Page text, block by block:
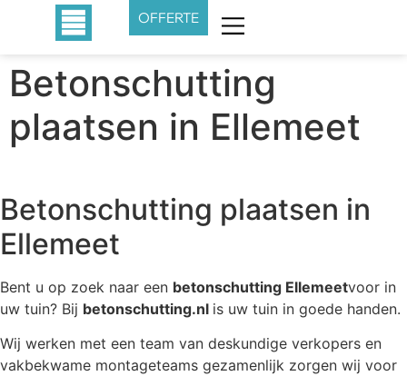
OFFERTE
Betonschutting
plaatsen in Ellemeet
Betonschutting plaatsen in
Ellemeet
Bent u op zoek naar een betonschutting Ellemeetvoor in
uw tuin? Bij betonschutting.nl is uw tuin in goede handen.
Wij werken met een team van deskundige verkopers en
vakbekwame montageteams gezamenlijk zorgen wij voor